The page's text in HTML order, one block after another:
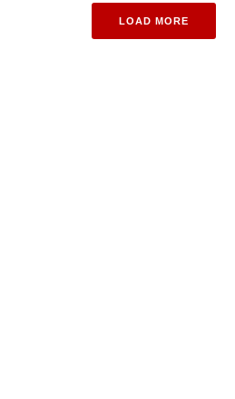
LOAD MORE